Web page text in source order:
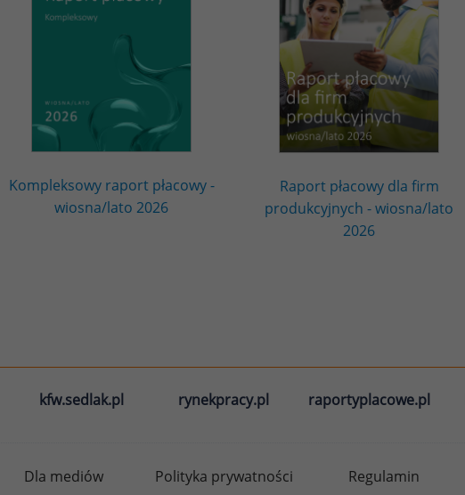
Kompleksowy raport płacowy -
wiosna/lato 2026
Raport płacowy dla firm
produkcyjnych - wiosna/lato
2026
kfw.sedlak.pl rynekpracy.pl raportyplacowe.pl
Dla mediów Polityka prywatności Regulamin